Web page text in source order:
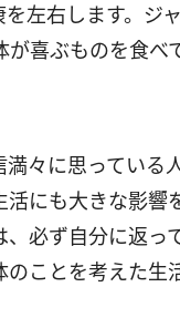
左右します。ジ
喜ぶものを食べ
々に思っている
にも大きな影響
必ず自分に返っ
ことを考えた生